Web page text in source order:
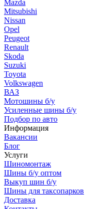
Mazda
Mitsubishi
Nissan
Opel
Peugeot
Renault
Skoda
Suzuki
Toyota
Volkswagen
ВАЗ
Мотошины б/у
Усиленные шины б/у
Подбор по авто
Информация
Вакансии
Блог
Услуги
Шиномонтаж
Шины б/у оптом
Выкуп шин б/у
Шины для таксопарков
Доставка